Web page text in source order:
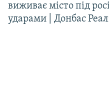
виживає місто під
ударами | Донбас